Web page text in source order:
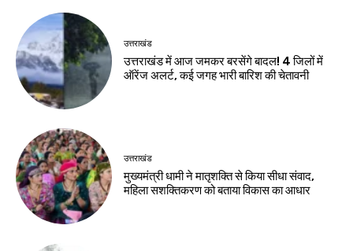
उत्तराखंड
उत्तराखंड में आज जमकर बरसेंगे बादल! 4 जिलों में
ऑरेंज अलर्ट, कई जगह भारी बारिश की चेतावनी
उत्तराखंड
मुख्यमंत्री धामी ने मातृशक्ति से किया सीधा संवाद,
महिला सशक्तिकरण को बताया विकास का आधार